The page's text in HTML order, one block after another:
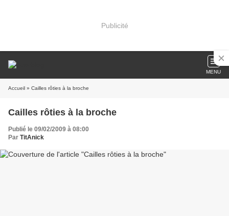
Publicité
MENU
Accueil » Cailles rôties à la broche
Cailles rôties à la broche
Publié le 09/02/2009 à 08:00
Par TitAnick